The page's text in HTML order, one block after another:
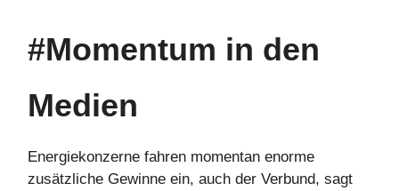
#Momentum in den
Medien
Energiekonzerne fahren momentan enorme
zusätzliche Gewinne ein, auch der Verbund, sagt